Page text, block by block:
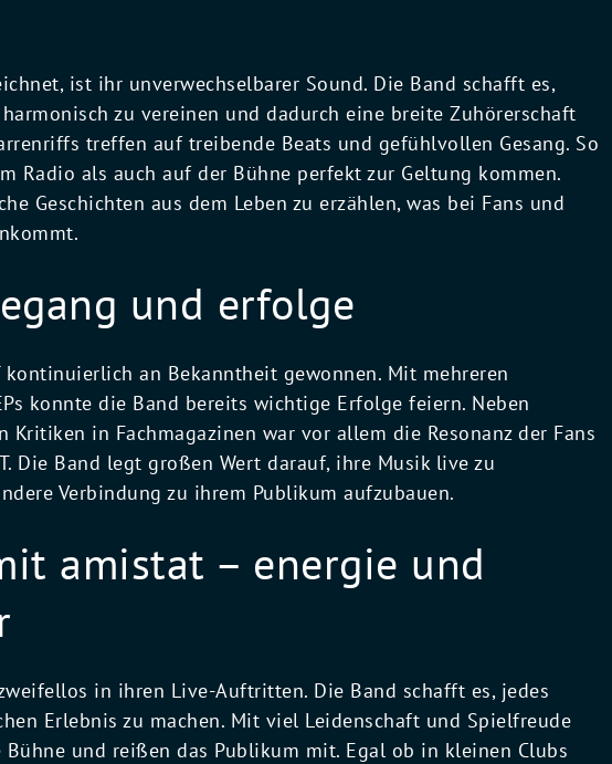
ist ihr unverwechselbarer Sound. Die Band schafft es,
zu vereinen und dadurch eine breite Zuhörerschaft
treffen auf treibende Beats und gefühlvollen Gesang. So
Radio als auch auf der Bühne perfekt zur Geltung kommen.
Geschichten aus dem Leben zu erzählen, was bei Fans und
und erfolge
kontinuierlich an Bekanntheit gewonnen. Mit mehreren
konnte die Band bereits wichtige Erfolge feiern. Neben
in Fachmagazinen war vor allem die Resonanz der Fans
Die Band legt großen Wert darauf, ihre Musik live zu
Verbindung zu ihrem Publikum aufzubauen.
amistat – energie und
in ihren Live-Auftritten. Die Band schafft es, jedes
Erlebnis zu machen. Mit viel Leidenschaft und Spielfreude
und reißen das Publikum mit. Egal ob in kleinen Clubs